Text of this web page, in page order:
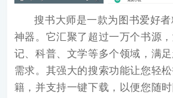
搜书大师是一款为图书爱好
神器。它汇聚了超过一万个书源
记、科普、文学等多个领域，满
需求。其强大的搜索功能让您轻
籍，并支持一键下载，以便您随